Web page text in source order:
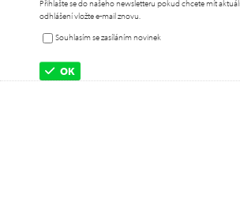
Přihlašte se do našeho newsletteru pokud chcete mít
odhlášení vložte e-mail znovu.
Souhlasím se zasíláním novinek
OK